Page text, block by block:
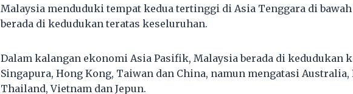
Malaysia menduduki tempat kedua tertinggi di Asia Tenggara di
berada di kedudukan teratas keseluruhan.
Dalam kalangan ekonomi Asia Pasifik, Malaysia berada di kedudukan
Singapura, Hong Kong, Taiwan dan China, namun mengatasi Australia,
Thailand, Vietnam dan Jepun.